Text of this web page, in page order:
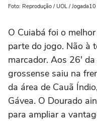
Foto: Reprodução / UOL / Jogada10
O Cuiabá foi o
parte do jogo. Não à
marcador. Aos 26′
grossense saiu na
da área de Cauã
Gávea. O Dourado
para ampliar a